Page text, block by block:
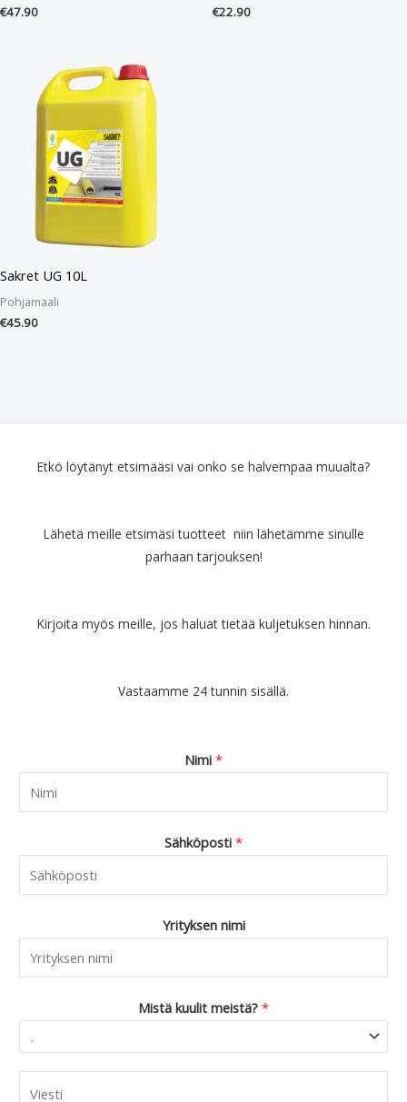
€47.90 €22.90
Sakret UG 10L
Pohjamaali
€45.90
Etkö löytänyt etsimääsi vai onko se halvempaa muualta?
Lähetä meille etsimäsi tuotteet niin lähetämme sinulle
parhaan tarjouksen!
Kirjoita myös meille, jos haluat tietää kuljetuksen hinnan.
Vastaamme 24 tunnin sisällä.
Nimi *
Sähköposti *
Yrityksen nimi
Mistä kuulit meistä? *